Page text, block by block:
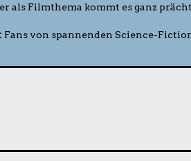
als Filmthema kommt es ganz
Fans von spannenden Science-